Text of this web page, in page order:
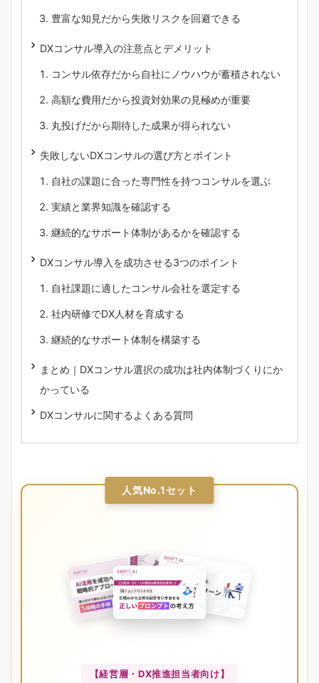
豊富な知見だから失敗リスクを回避できる
DXコンサル導入の注意点とデメリット
コンサル依存だから自社にノウハウが蓄積されない
高額な費用だから投資対効果の見極めが重要
丸投げだから期待した成果が得られない
失敗しないDXコンサルの選び方とポイント
自社の課題に合った専門性を持つコンサルを選ぶ
実績と業界知識を確認する
継続的なサポート体制があるかを確認する
DXコンサル導入を成功させる3つのポイント
自社課題に適したコンサル会社を選定する
社内研修でDX人材を育成する
継続的なサポート体制を構築する
まとめ｜DXコンサル選択の成功は社内体制づくりにか
かっている
DXコンサルに関するよくある質問
人気No.1セット
【経営層・DX推進担当者向け】